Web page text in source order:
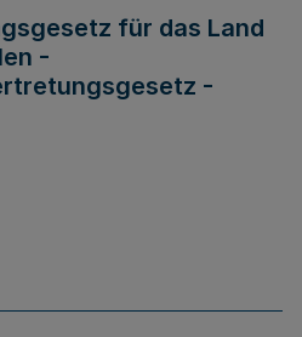
für das Land
-
-